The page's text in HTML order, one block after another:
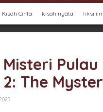
Kisah Cinta kisah nyata fiksi
The